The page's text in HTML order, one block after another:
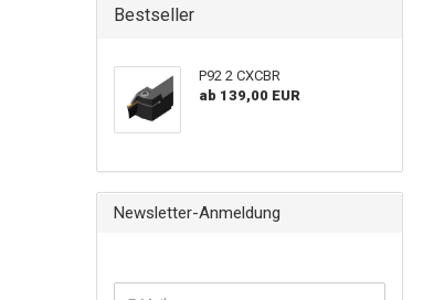
Bestseller
P92 2 CXCBR
ab 139,00 EUR
Newsletter-Anmeldung